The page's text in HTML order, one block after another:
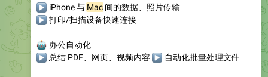
iPhone 与 Mac间的数据、照片传输
打印/扫描设备快速连接
办公自动化
总结 PDF、网页、视频内容
▶自动化批量处理文件